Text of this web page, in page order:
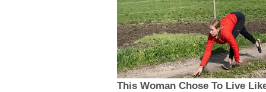
This Woman Chose To Live